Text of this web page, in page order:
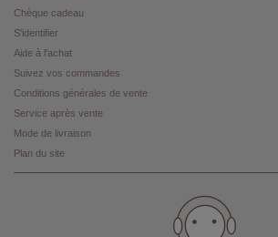
Chèque cadeau
S'identifier
Aide à l'achat
Suivez vos commandes
Conditions générales de vente
Service après vente
Mode de livraison
Plan du site